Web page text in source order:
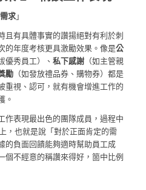
求」
且有具體事實的讚揚絕對有利於刺
的年度考核更具激勵效果。像是公
優秀員工）、 私下感謝（如主管親
勵（如發放禮品券、購物券）都是
重視、認可，就有機會增進工作的
。
作表現最出色的團隊成員，過程中
，也就是說「對於正面肯定的需
的負面回饋能夠適時幫助員工成
個不經意的稱讚來得好，箇中比例